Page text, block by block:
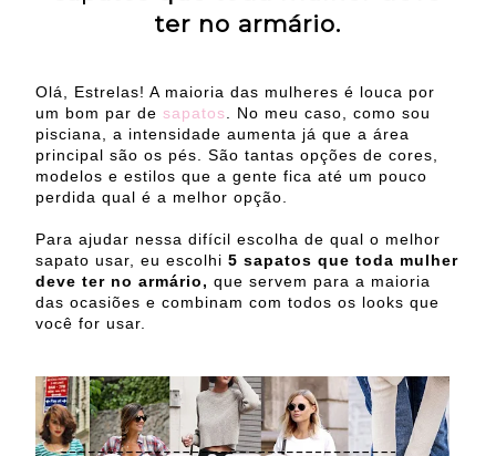
ter no armário.
Olá, Estrelas! A maioria das mulheres é louca por
um bom par de sapatos . No meu caso, como sou
pisciana, a intensidade aumenta já que a área
principal são os pés. São tantas opções de cores,
modelos e estilos que a gente fica até um pouco
perdida qual é a melhor opção.
Para ajudar nessa difícil escolha de qual o melhor
sapato usar, eu escolhi 5 sapatos que toda mulher
deve ter no armário, que servem para a maioria
das ocasiões e combinam com todos os looks que
você for usar.